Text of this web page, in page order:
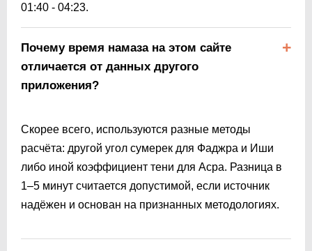
01:40 - 04:23.
Почему время намаза на этом сайте
отличается от данных другого
приложения?
Скорее всего, используются разные методы
расчёта: другой угол сумерек для Фаджра и Иши
либо иной коэффициент тени для Асра. Разница в
1–5 минут считается допустимой, если источник
надёжен и основан на признанных методологиях.